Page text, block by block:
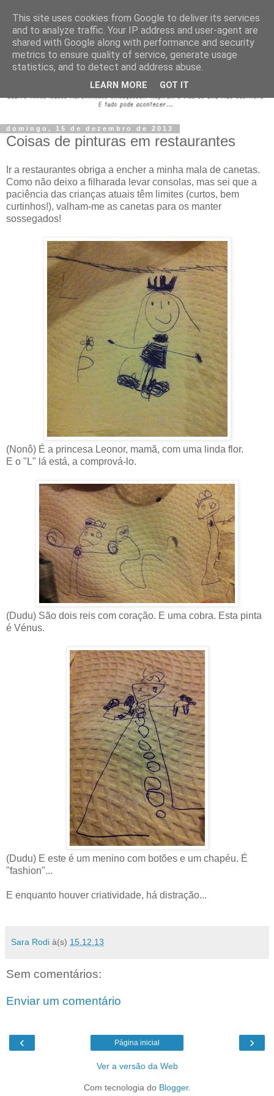
domingo, 15 de dezembro de 2013
Coisas de pinturas em restaurantes
Ir a restaurantes obriga a encher a minha mala de canetas.
Como não deixo a filharada levar consolas, mas sei que a
paciência das crianças atuais têm limites (curtos, bem
curtinhos!), valham-me as canetas para os manter
sossegados!
(Nonô) É a princesa Leonor, mamã, com uma linda flor.
E o "L" lá está, a comprová-lo.
(Dudu) São dois reis com coração. E uma cobra. Esta pinta
é Vénus.
(Dudu) E este é um menino com botões e um chapéu. É
"fashion"...
E enquanto houver criatividade, há distração...
Sara Rodi à(s) 15.12.13
Sem comentários:
Enviar um comentário
‹ ›
Página inicial
Ver a versão da Web
Com tecnologia do Blogger.
This site uses cookies from Google to deliver its services
and to analyze traffic. Your IP address and user-agent are
shared with Google along with performance and security
metrics to ensure quality of service, generate usage
statistics, and to detect and address abuse.
LEARN MORE GOT IT